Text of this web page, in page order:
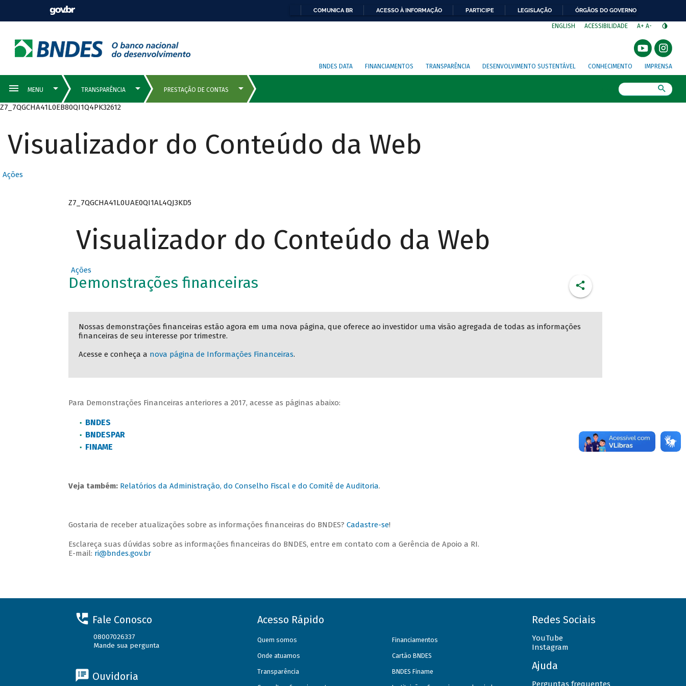
COMUNICA BR ACESSO À INFORMAÇÃO PARTICIPE LEGISLAÇÃO ÓRGÃOS DO GOVERNO
ENGLISH ACESSIBILIDADE A+ A-
BNDES DATA FINANCIAMENTOS TRANSPARÊNCIA DESENVOLVIMENTO SUSTENTÁVEL CONHECIMENTO IMPRENSA
Z7_7QGCHA41L0EB80QI1Q4PK32612
Visualizador do Conteúdo da Web
Ações
Z7_7QGCHA41L0UAE0QI1AL4QJ3KD5
Visualizador do Conteúdo da Web
Ações
Demonstrações financeiras
Nossas demonstrações financeiras estão agora em uma nova página, que oferece ao investidor uma visão agregada de todas as informações
financeiras de seu interesse por trimestre.
Acesse e conheça a nova página de Informações Financeiras.
Para Demonstrações Financeiras anteriores a 2017, acesse as páginas abaixo:
BNDES
BNDESPAR
FINAME
Veja também: Relatórios da Administração, do Conselho Fiscal e do Comitê de Auditoria.
Gostaria de receber atualizações sobre as informações financeiras do BNDES?Cadastre-se!
Esclareça suas dúvidas sobre as informações financeiras do BNDES, entre em contato com a Gerência de Apoio a RI.
E-mail: ri@bndes.gov.br
Fale Conosco
08007026337
Mande sua pergunta
Ouvidoria
Acesso Rápido
Quem somos
Onde atuamos
Transparência
Financiamentos
Cartão BNDES
BNDES Finame
Redes Sociais
YouTube
Instagram
Ajuda
Perguntas frequentes